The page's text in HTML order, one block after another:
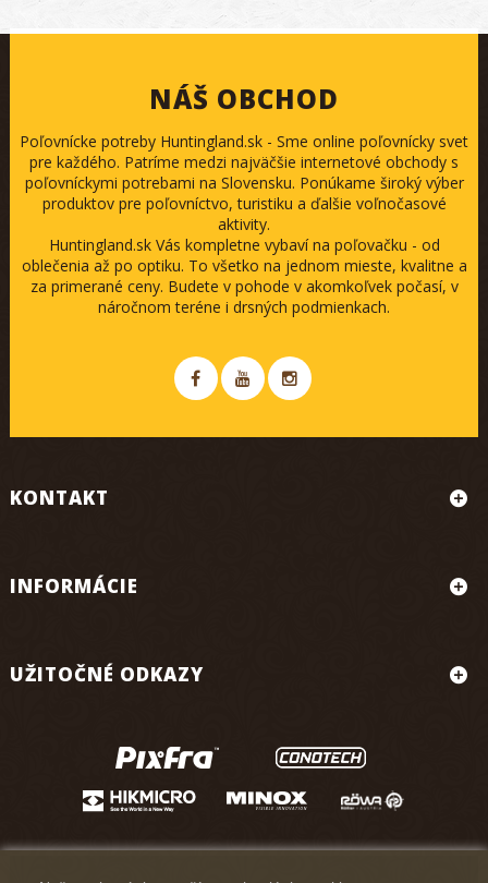
NÁŠ OBCHOD
Poľovnícke potreby Huntingland.sk - Sme online poľovnícky svet
pre každého. Patríme medzi najväčšie internetové obchody s
poľovníckymi potrebami na Slovensku. Ponúkame široký výber
produktov pre poľovníctvo, turistiku a ďalšie voľnočasové
aktivity.
Huntingland.sk Vás kompletne vybaví na poľovačku - od
oblečenia až po optiku. To všetko na jednom mieste, kvalitne a
za primerané ceny. Budete v pohode v akomkoľvek počasí, v
náročnom teréne i drsných podmienkach.
KONTAKT
INFORMÁCIE
UŽITOČNÉ ODKAZY